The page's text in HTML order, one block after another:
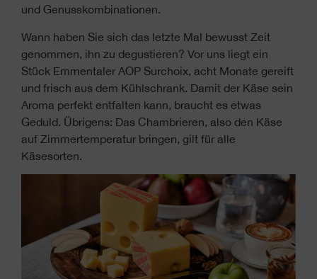
und Genusskombinationen.
Wann haben Sie sich das letzte Mal bewusst Zeit
genommen, ihn zu degustieren? Vor uns liegt ein
Stück Emmentaler AOP Surchoix, acht Monate gereift
und frisch aus dem Kühlschrank. Damit der Käse sein
Aroma perfekt entfalten kann, braucht es etwas
Geduld. Übrigens: Das Chambrieren, also den Käse
auf Zimmertemperatur bringen, gilt für alle
Käsesorten.